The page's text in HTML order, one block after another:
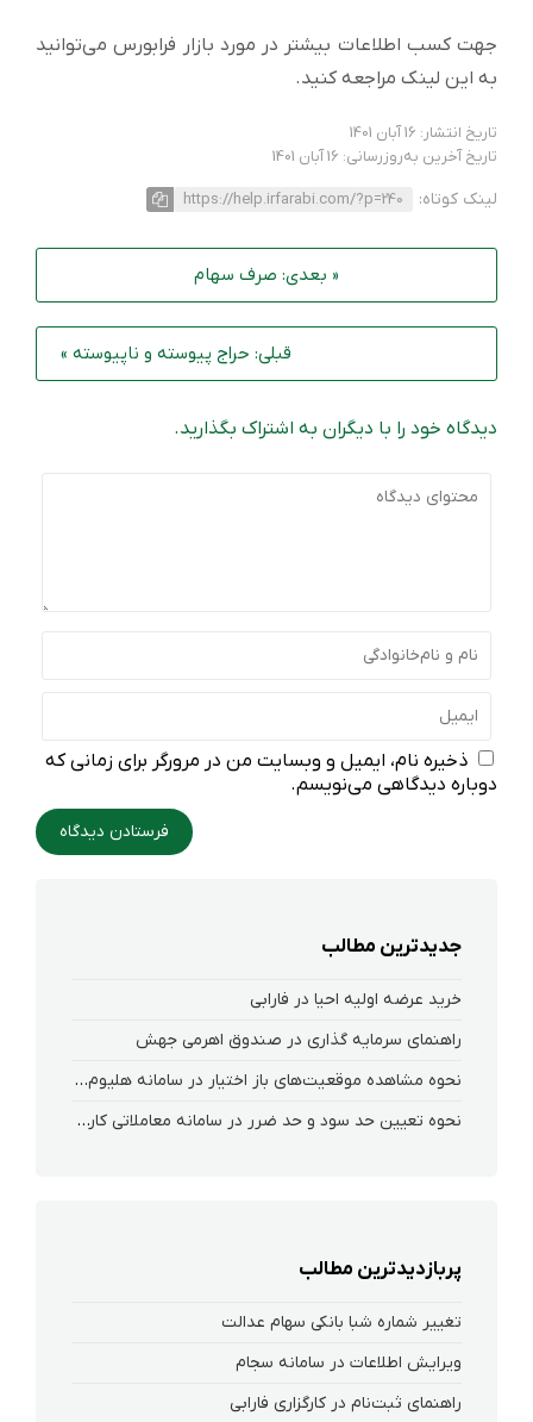
جهت کسب اطلاعات بیشتر در مورد بازار فرابورس می‌توانید
به این لینک مراجعه کنید.
تاریخ انتشار: 16 آبان 1401
تاریخ آخرین به‌روزرسانی: 16 آبان 1401
لینک کوتاه: https://help.irfarabi.com/?p=240
« بعدی: صرف سهام
قبلی: حراج پیوسته و ناپیوسته »
دیدگاه خود را با دیگران به اشتراک بگذارید.
ذخیره نام، ایمیل و وبسایت من در مرورگر برای زمانی که
دوباره دیدگاهی می‌نویسم.
جدیدترین مطالب
خرید عرضه اولیه احیا در فارابی
راهنمای سرمایه گذاری در صندوق اهرمی جهش
نحوه‌ مشاهده‌ موقعیت‌های باز اختیار در سامانه هلیوم و نکست
نحوه تعیین حد سود و حد ضرر در سامانه معاملاتی کارگزاری فارابی
پربازدیدترین مطالب
تغییر شماره شبا بانکی سهام عدالت
ویرایش اطلاعات در سامانه سجام
راهنمای ثبت‌نام در کارگزاری فارابی